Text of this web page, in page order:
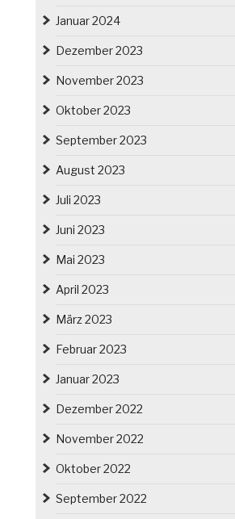
Januar 2024
Dezember 2023
November 2023
Oktober 2023
September 2023
August 2023
Juli 2023
Juni 2023
Mai 2023
April 2023
März 2023
Februar 2023
Januar 2023
Dezember 2022
November 2022
Oktober 2022
September 2022